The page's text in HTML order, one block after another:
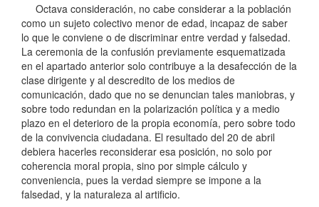
Octava consideración, no cabe considerar a la población
como un sujeto colectivo menor de edad, incapaz de saber
lo que le conviene o de discriminar entre verdad y falsedad.
La ceremonia de la confusión previamente esquematizada
en el apartado anterior solo contribuye a la desafección de la
clase dirigente y al descredito de los medios de
comunicación, dado que no se denuncian tales maniobras, y
sobre todo redundan en la polarización política y a medio
plazo en el deterioro de la propia economía, pero sobre todo
de la convivencia ciudadana. El resultado del 20 de abril
debiera hacerles reconsiderar esa posición, no solo por
coherencia moral propia, sino por simple cálculo y
conveniencia, pues la verdad siempre se impone a la
falsedad, y la naturaleza al artificio.